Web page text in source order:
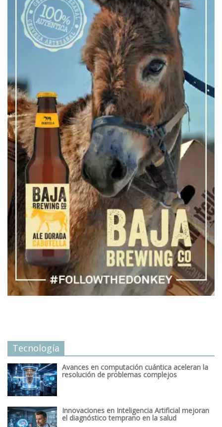
Tecnología
Avances en computación cuántica aceleran la
resolución de problemas complejos
Innovaciones en Inteligencia Artificial mejoran
el diagnóstico temprano en la salud